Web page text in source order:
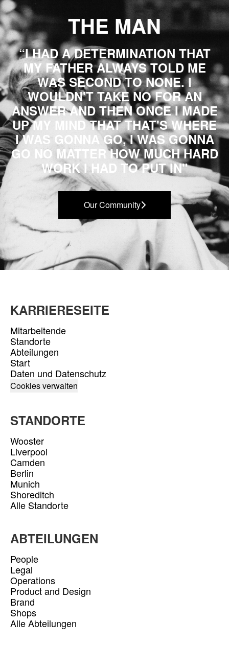
THE MAN
“I HAD A DETERMINATION THAT
MY FATHER ALWAYS TOLD ME
WAS SECOND TO NONE. I
WOULDN'T TAKE NO FOR AN
ANSWER AND THEN ONCE I MADE
UP MY MIND THAT THAT'S WHERE
I WAS GONNA GO, I WAS GONNA
GO NO MATTER HOW MUCH HARD
WORK I HAD TO PUT IN"
Our Community
KARRIERESEITE
Mitarbeitende
Standorte
Abteilungen
Start
Daten und Datenschutz
Cookies verwalten
STANDORTE
Wooster
Liverpool
Camden
Berlin
Munich
Shoreditch
Alle Standorte
ABTEILUNGEN
People
Legal
Operations
Product and Design
Brand
Shops
Alle Abteilungen